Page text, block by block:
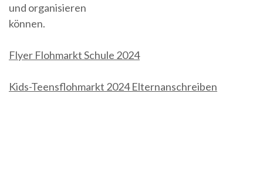
und organisieren
können.
Flyer Flohmarkt Schule 2024
Kids-Teensflohmarkt 2024 Elternanschreiben